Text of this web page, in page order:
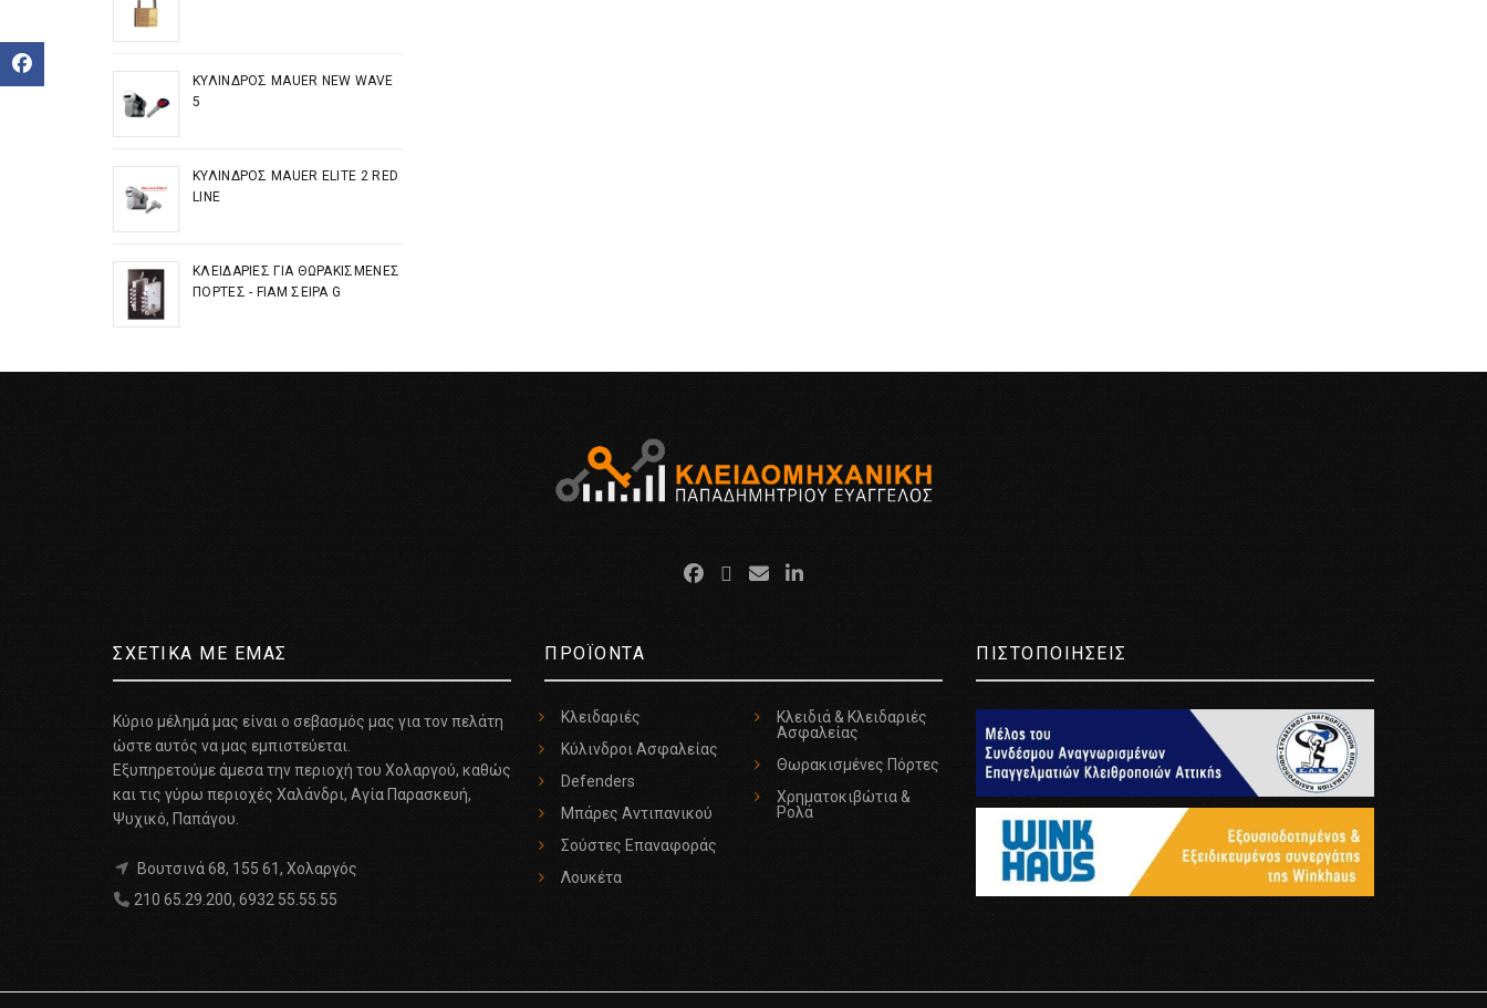
ΚΎΛΙΝΔΡΟΣ MAUER NEW WAVE
5
ΚΎΛΙΝΔΡΟΣ MAUER ELITE 2 RED
LINE
ΚΛΕΙΔΑΡΙΈΣ ΓΙΑ ΘΩΡΑΚΙΣΜΈΝΕΣ
ΠΌΡΤΕΣ - FIAM ΣΕΙΡΆ G
ΣΧΕΤΙΚΑ ΜΕ ΕΜΑΣ
Κύριο μέλημά μας είναι ο σεβασμός μας για τον πελάτη
ώστε αυτός να μας εμπιστεύεται.
Εξυπηρετούμε άμεσα την περιοχή του Χολαργού, καθώς
και τις γύρω περιοχές Χαλάνδρι, Αγία Παρασκευή,
Ψυχικό, Παπάγου.
Βουτσινά 68, 155 61, Χολαργός
210 65.29.200, 6932 55.55.55
ΠΡΟΪΟΝΤΑ
Κλειδαριές
Κύλινδροι Ασφαλείας
Defenders
Μπάρες Αντιπανικού
Σούστες Επαναφοράς
Λουκέτα
Κλειδιά & Κλειδαριές
Ασφαλείας
Θωρακισμένες Πόρτες
Χρηματοκιβώτια &
Ρολά
ΠΙΣΤΟΠΟΙΗΣΕΙΣ